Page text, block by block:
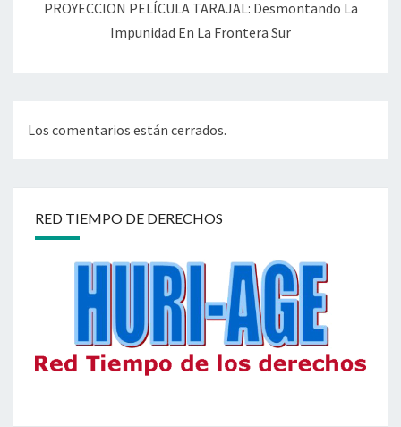
PROYECCION PELÍCULA TARAJAL: Desmontando La
Impunidad En La Frontera Sur
Los comentarios están cerrados.
RED TIEMPO DE DERECHOS